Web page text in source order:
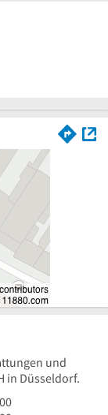
und
in Düsseldorf.